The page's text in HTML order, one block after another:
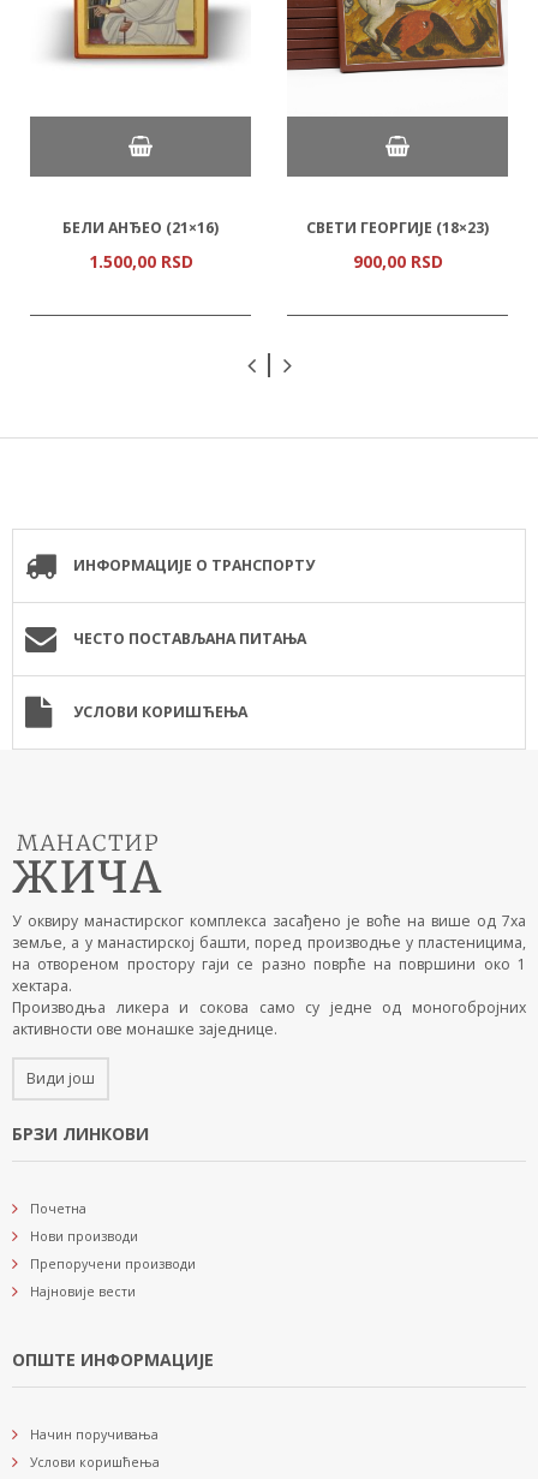
БЕЛИ АНЂЕО (21×16)
1.500,00 RSD
СВЕТИ ГЕОРГИЈЕ (18×23)
900,00 RSD
ИНФОРМАЦИЈЕ О ТРАНСПОРТУ
ЧЕСТО ПОСТАВЉАНА ПИТАЊА
УСЛОВИ КОРИШЋЕЊА
У оквиру манастирског комплекса засађено је воће на више од 7ха
земље, а у манастирској башти, поред производње у пластеницима,
на отвореном простору гаји се разно поврће на површини око 1
хектара.
Производња ликера и сокова само су једне од моногобројних
активности ове монашке заједнице.
Види још
БРЗИ ЛИНКОВИ
Почетна
Нови производи
Препоручени производи
Најновије вести
ОПШТЕ ИНФОРМАЦИЈЕ
Начин поручивања
Услови коришћења